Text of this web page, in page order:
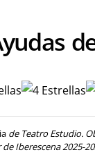
de Teatro Estudio.
Iberescena 2025-